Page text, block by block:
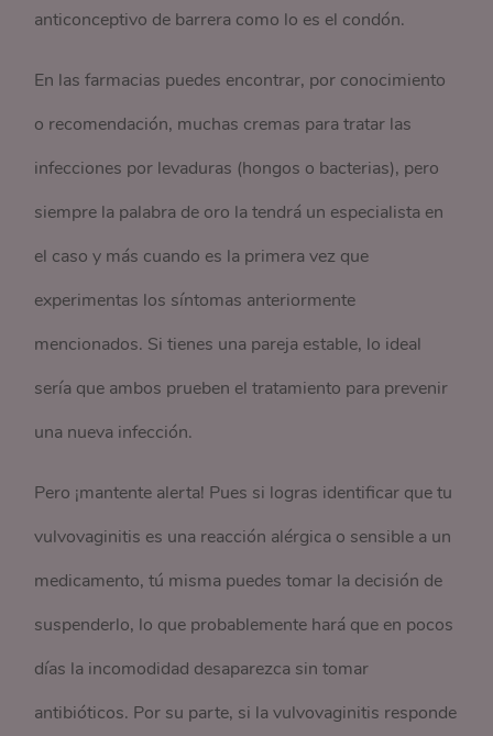
anticonceptivo de barrera como lo es el condón.
En las farmacias puedes encontrar, por conocimiento
o recomendación, muchas cremas para tratar las
infecciones por levaduras (hongos o bacterias), pero
siempre la palabra de oro la tendrá un especialista en
el caso y más cuando es la primera vez que
experimentas los síntomas anteriormente
mencionados. Si tienes una pareja estable, lo ideal
sería que ambos prueben el tratamiento para prevenir
una nueva infección.
Pero ¡mantente alerta! Pues si logras identificar que tu
vulvovaginitis es una reacción alérgica o sensible a un
medicamento, tú misma puedes tomar la decisión de
suspenderlo, lo que probablemente hará que en pocos
días la incomodidad desaparezca sin tomar
antibióticos. Por su parte, si la vulvovaginitis responde